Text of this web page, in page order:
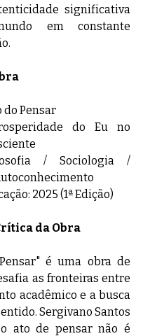
significativa
em constante
do Pensar
do Eu no
/ Sociologia /
2025 (1ª Edição)
da Obra
é uma obra de
as fronteiras entre
acadêmico e a busca
Sergivano Santos
ato de pensar não é